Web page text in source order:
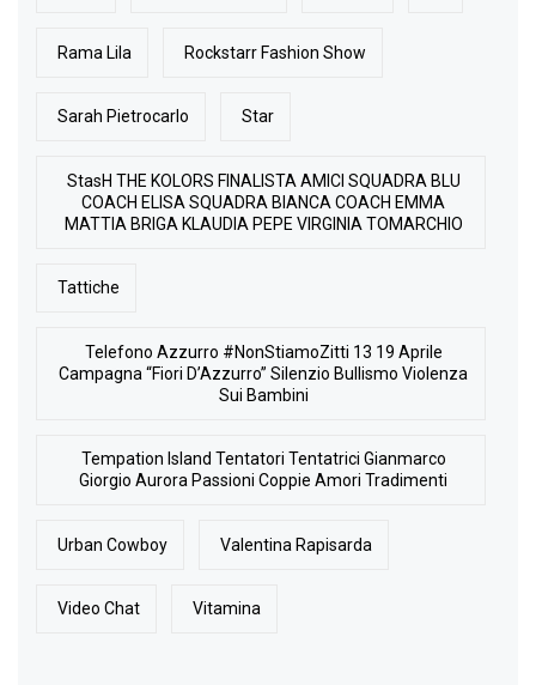
Rama Lila Rockstarr Fashion Show
Sarah Pietrocarlo Star
StasH THE KOLORS FINALISTA AMICI SQUADRA BLU
COACH ELISA SQUADRA BIANCA COACH EMMA
MATTIA BRIGA KLAUDIA PEPE VIRGINIA TOMARCHIO
Tattiche
Telefono Azzurro #NonStiamoZitti 13 19 Aprile
Campagna “Fiori D’Azzurro” Silenzio Bullismo Violenza
Sui Bambini
Tempation Island Tentatori Tentatrici Gianmarco
Giorgio Aurora Passioni Coppie Amori Tradimenti
Urban Cowboy Valentina Rapisarda
Video Chat Vitamina